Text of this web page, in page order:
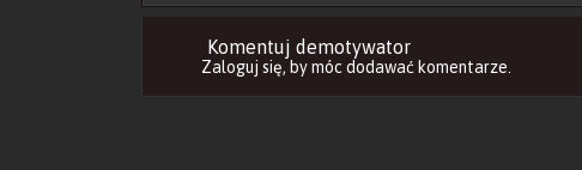
Komentuj demotywator
Zaloguj się, by móc dodawać komentarze.